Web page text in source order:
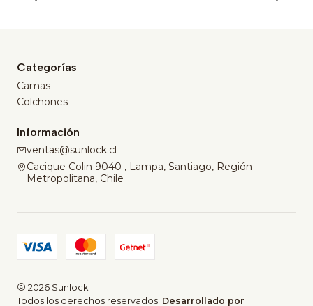
Categorías
Camas
Colchones
Información
ventas@sunlock.cl
Cacique Colin 9040 , Lampa, Santiago, Región
Metropolitana, Chile
2026 Sunlock.
Todos los derechos reservados. Desarrollado por